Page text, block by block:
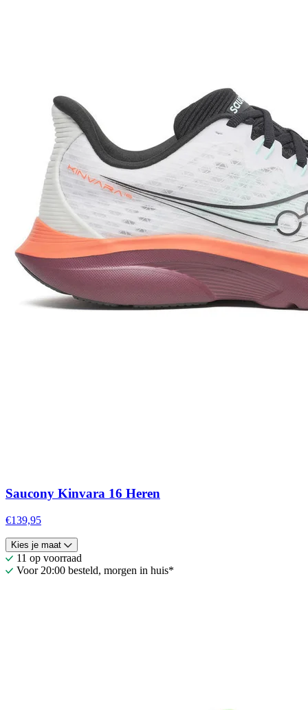
Saucony Kinvara 16 Heren
€139,95
Kies je maat
11 op voorraad
Voor 20:00 besteld, morgen in huis*